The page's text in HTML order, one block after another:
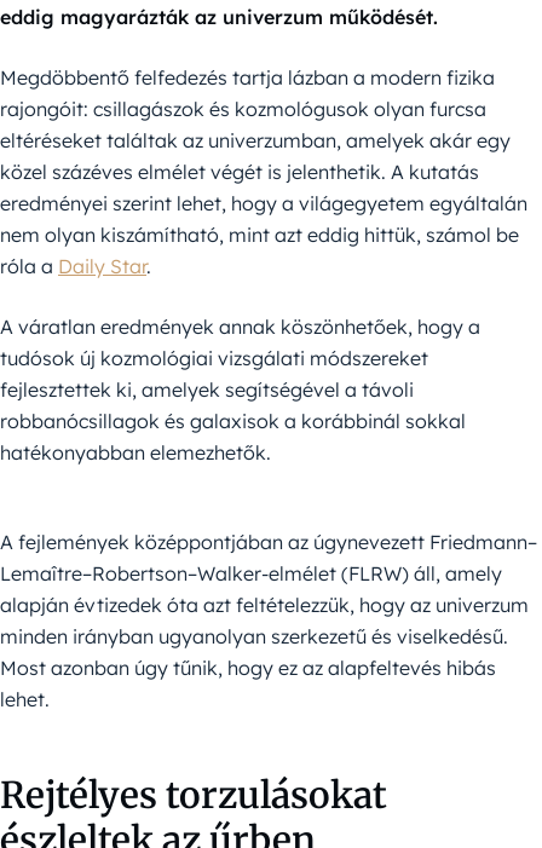
eddig magyarázták az univerzum működését.
Megdöbbentő felfedezés tartja lázban a modern fizika
rajongóit: csillagászok és kozmológusok olyan furcsa
eltéréseket találtak az univerzumban, amelyek akár egy
közel százéves elmélet végét is jelenthetik. A kutatás
eredményei szerint lehet, hogy a világegyetem egyáltalán
nem olyan kiszámítható, mint azt eddig hittük, számol be
róla a Daily Star.
A váratlan eredmények annak köszönhetőek, hogy a
tudósok új kozmológiai vizsgálati módszereket
fejlesztettek ki, amelyek segítségével a távoli
robbanócsillagok és galaxisok a korábbinál sokkal
hatékonyabban elemezhetők.
A fejlemények középpontjában az úgynevezett Friedmann–
Lemaître–Robertson–Walker-elmélet (FLRW) áll, amely
alapján évtizedek óta azt feltételezzük, hogy az univerzum
minden irányban ugyanolyan szerkezetű és viselkedésű.
Most azonban úgy tűnik, hogy ez az alapfeltevés hibás
lehet.
Rejtélyes torzulásokat